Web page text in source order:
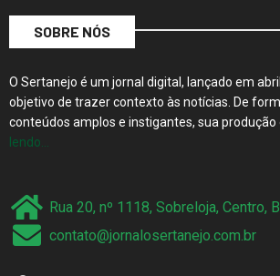
SOBRE NÓS
O Sertanejo é um jornal digital, lançado em
objetivo de trazer contexto às notícias. De
conteúdos amplos e instigantes, sua produção
lendo…
Rua 20, nº 1118, Sobreloja, Centro,
contato@jornalosertanejo.com.br